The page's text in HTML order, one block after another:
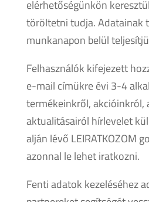
elérhetőségünkön
töröltetni tudja. Adatainak
munkanapon belül
Felhasználók kifejezett
e-mail címükre évi 3-4
termékeinkről, akcióinkról,
aktualitásairól hírlevelet
alján lévő LEIRATKOZOM
azonnal le lehet iratkozni.
Fenti adatok kezeléséhez